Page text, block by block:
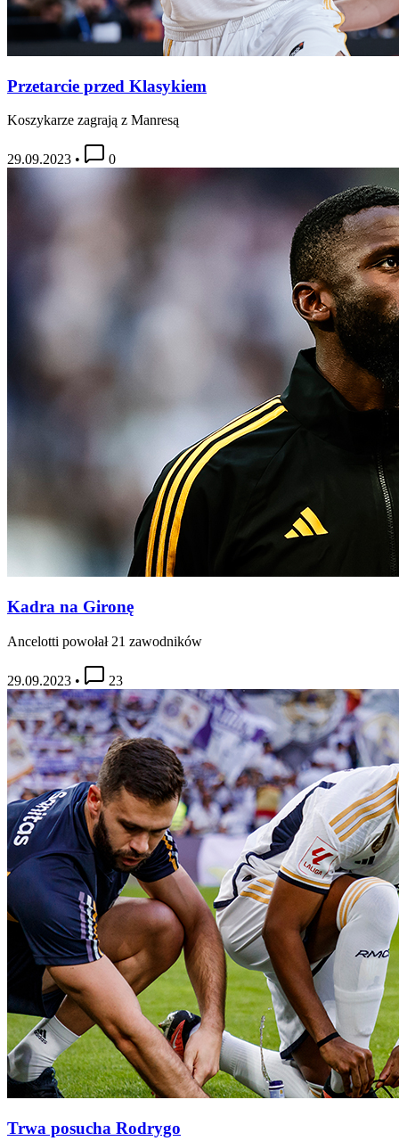
Przetarcie przed Klasykiem
Koszykarze zagrają z Manresą
29.09.2023 • 0
Kadra na Gironę
Ancelotti powołał 21 zawodników
29.09.2023 • 23
Trwa posucha Rodrygo